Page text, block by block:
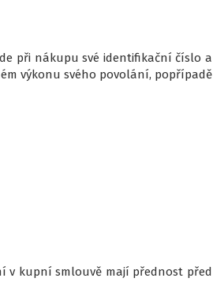
při nákupu své identifikační číslo a
výkonu svého povolání, popřípadě
v kupní smlouvě mají přednost před